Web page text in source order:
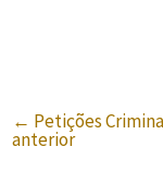
← Petições
anterior